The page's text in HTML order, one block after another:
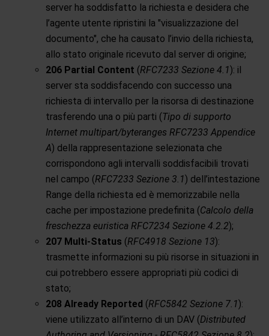
server ha soddisfatto la richiesta e desidera che
l’agente utente ripristini la "visualizzazione del
documento", che ha causato l’invio della richiesta,
allo stato originale ricevuto dal server di origine;
206 Partial Content (RFC7233 Sezione 4.1): il
server sta soddisfacendo con successo una
richiesta di intervallo per la risorsa di destinazione
trasferendo una o più parti (Tipo di supporto
Internet multipart/byteranges RFC7233 Appendice
A) della rappresentazione selezionata che
corrispondono agli intervalli soddisfacibili trovati
nel campo (RFC7233 Sezione 3.1) dell’intestazione
Range della richiesta ed è memorizzabile nella
cache per impostazione predefinita (Calcolo della
freschezza euristica RFC7234 Sezione 4.2.2);
207 Multi-Status (RFC4918 Sezione 13):
trasmette informazioni su più risorse in situazioni in
cui potrebbero essere appropriati più codici di
stato;
208 Already Reported (RFC5842 Sezione 7.1):
viene utilizzato all’interno di un DAV (Distributed